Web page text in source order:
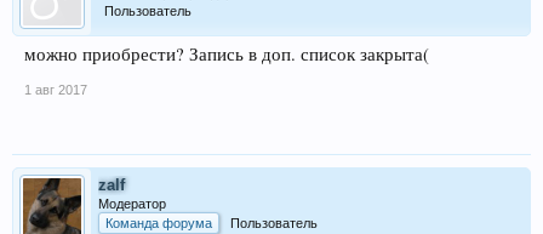
Пользователь
можно приобрести? Запись в доп. список закрыта(
1 авг 2017
zalf
Модератор
Команда форума
Пользователь